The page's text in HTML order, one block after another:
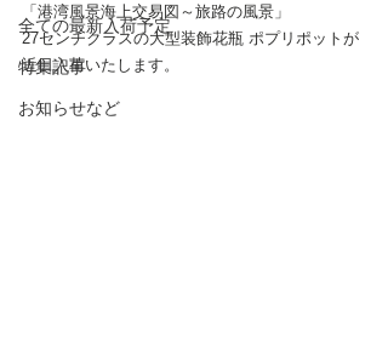
全ての最新入荷予定
特集記事
お知らせなど
「港湾風景海上交易図～旅路の風景」
27センチクラスの大型装飾花瓶 ポプリポットが
近日入荷いたします。